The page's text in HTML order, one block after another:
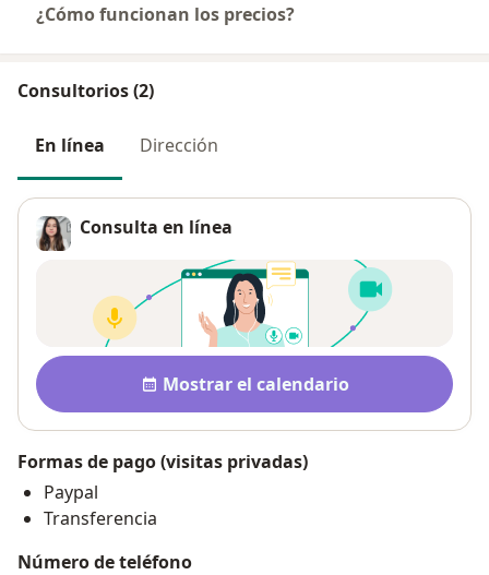
¿Cómo funcionan los precios?
Consultorios (2)
En línea Dirección
Consulta en línea
Disponibilidad
Mostrar el calendario
Formas de pago (visitas privadas)
Paypal
Transferencia
Número de teléfono